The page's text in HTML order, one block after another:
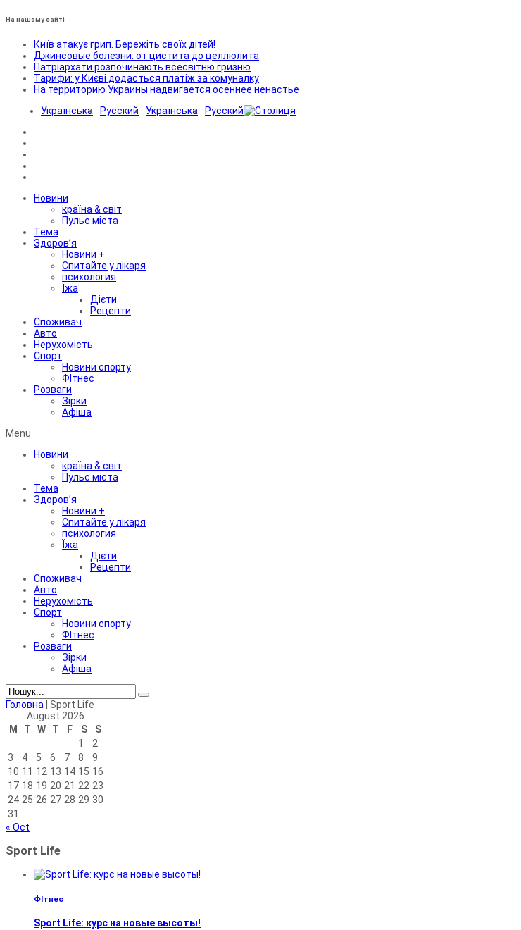
На нашому сайті
Київ атакує грип. Бережіть своїх дітей!
Джинсовые болезни: от цистита до целлюлита
Патріархати розпочинають всесвітню гризню
Тарифи: у Києві додасться платіж за комуналку
На территорию Украины надвигается осеннее ненастье
Українська
Русский Українська Русский
Новини
країна & світ
Пульс міста
Тема
Здоров’я
Новини +
Спитайте у лікаря
психология
Їжа
Дієти
Рецепти
Споживач
Авто
Нерухомість
Спорт
Новини спорту
ФІтнес
Розваги
Зірки
Афіша
Menu
Новини
країна & світ
Пульс міста
Тема
Здоров’я
Новини +
Спитайте у лікаря
психология
Їжа
Дієти
Рецепти
Споживач
Авто
Нерухомість
Спорт
Новини спорту
ФІтнес
Розваги
Зірки
Афіша
Головна
Sport Life
August 2026
M
T W T F S
S
1
2
3
4 5 6 7 8
9
10 11 12 13 14 15 16
17 18 19 20 21 22 23
24 25 26 27 28 29 30
31
« Oct
Sport Life
ФІтнес
Sport Life: курс на новые высоты!